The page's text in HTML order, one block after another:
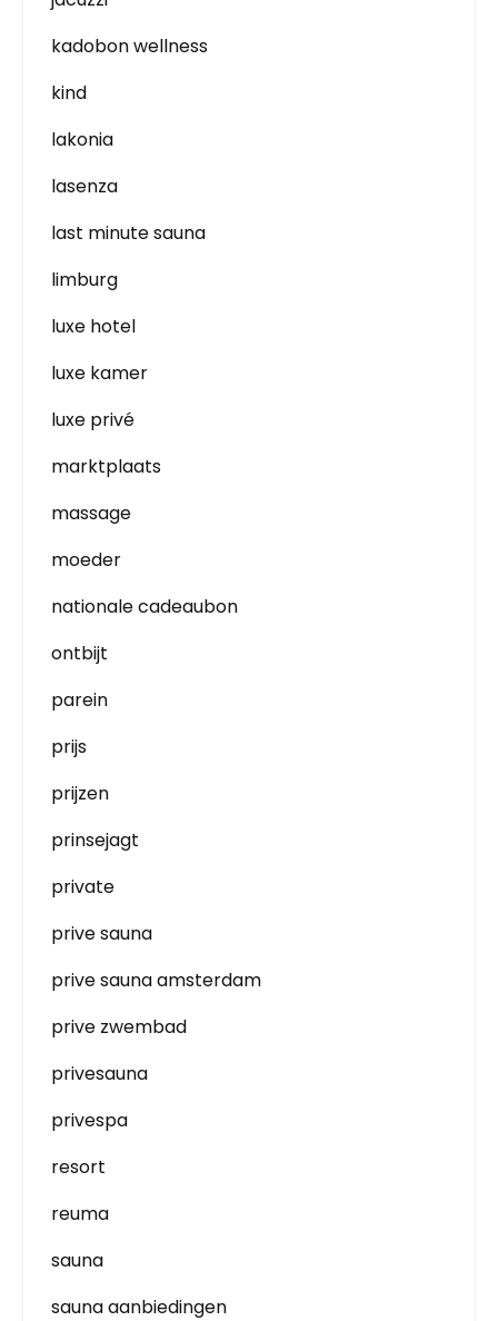
kadobon wellness
kind
lakonia
lasenza
last minute sauna
limburg
luxe hotel
luxe kamer
luxe privé
marktplaats
massage
moeder
nationale cadeaubon
ontbijt
parein
prijs
prijzen
prinsejagt
private
prive sauna
prive sauna amsterdam
prive zwembad
privesauna
privespa
resort
reuma
sauna
sauna aanbiedingen